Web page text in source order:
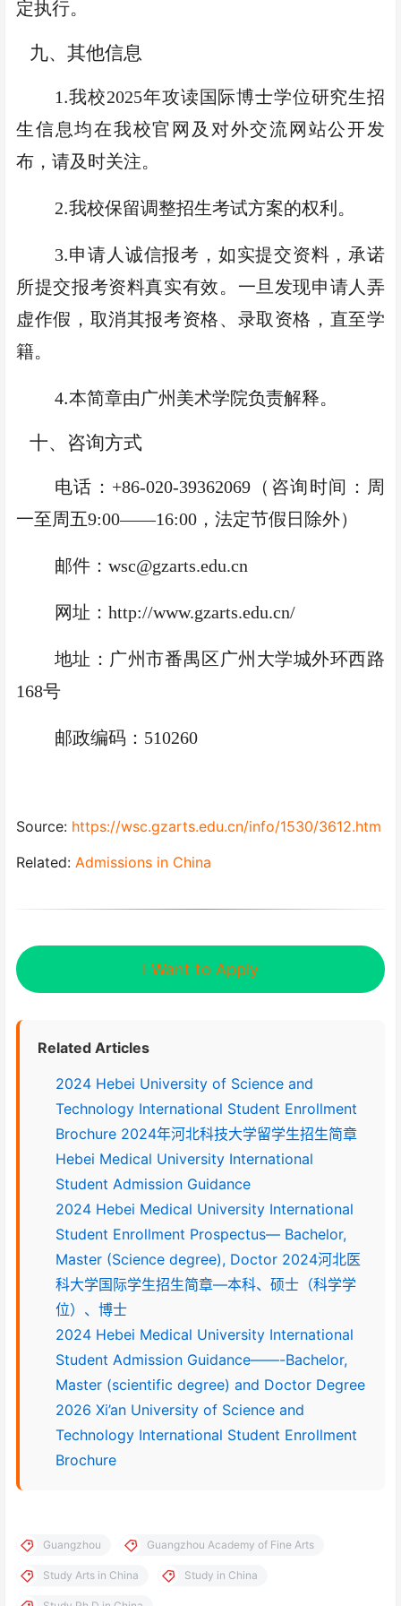
定执行。
九、其他信息
1.我校2025年攻读国际博士学位研究生招
生信息均在我校官网 及对外交流网站公开发
布，请及时关注。
2.我校保留调整招生考试方案的权利。
3.申请人 诚信报考，如实提交资料，承诺
所提交报考资料真实有效。一旦发现申请人弄
虚作假，取消其报考资格、录取资格，直至学
籍。
4.本简章由广州美术学院负责解释。
十、咨询方式
电话： +86-020-39362069（咨询时间：周
一至周五9:00——16:00 ，法定节假日除外）
邮件： wsc@gzarts.edu.cn
网址： http://www.gzarts.edu.cn/
地址：广州市番禺区广州大学城外环西路
168号
邮政编码： 510260
Source: https://wsc.gzarts.edu.cn/info/1530/3612.htm
Related: Admissions in China
I Want to Apply
Related Articles
2024 Hebei University of Science and
Technology International Student Enrollment
Brochure 2024年河北科技大学留学生招生简章
Hebei Medical University International
Student Admission Guidance
2024 Hebei Medical University International
Student Enrollment Prospectus— Bachelor,
Master (Science degree), Doctor 2024河北医
科大学国际学生招生简章—本科、硕士（科学学
位）、博士
2024 Hebei Medical University International
Student Admission Guidance——-Bachelor,
Master (scientific degree) and Doctor Degree
2026 Xi’an University of Science and
Technology International Student Enrollment
Brochure
Guangzhou Guangzhou Academy of Fine Arts
Study Arts in China Study in China